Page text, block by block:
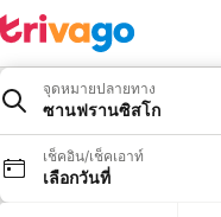
จุดหมายปลายทาง
ซานฟรานซิสโก
เช็คอิน/เช็คเอาท์
เลือกวันที่